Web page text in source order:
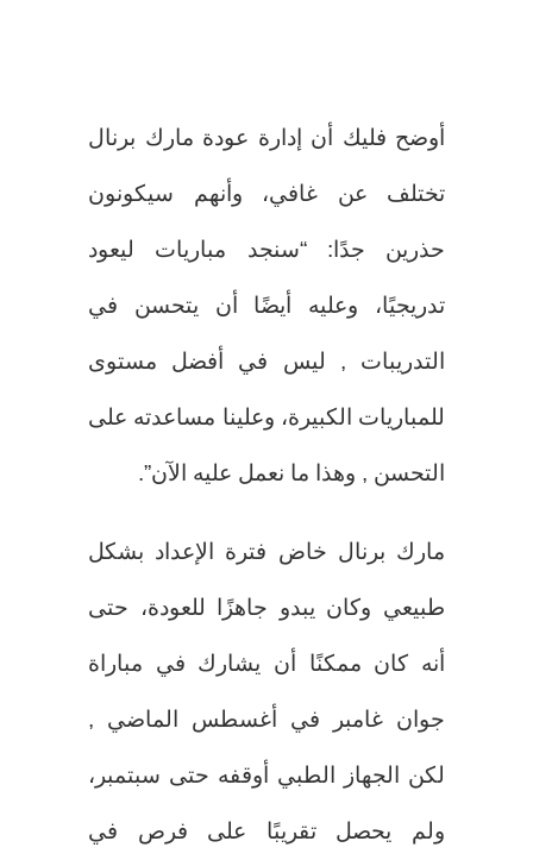
أوضح فليك أن إدارة عودة مارك برنال
تختلف عن غافي، وأنهم سيكونون
حذرين جدًا: “سنجد مباريات ليعود
تدريجيًا، وعليه أيضًا أن يتحسن في
التدريبات , ليس في أفضل مستوى
للمباريات الكبيرة، وعلينا مساعدته على
التحسن , وهذا ما نعمل عليه الآن”.
مارك برنال خاض فترة الإعداد بشكل
طبيعي وكان يبدو جاهزًا للعودة، حتى
أنه كان ممكنًا أن يشارك في مباراة
جوان غامبر في أغسطس الماضي ,
لكن الجهاز الطبي أوقفه حتى سبتمبر،
ولم يحصل تقريبًا على فرص في